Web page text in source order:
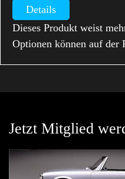
Details
Dieses Produkt weist
Optionen können auf der
Jetzt Mitglied